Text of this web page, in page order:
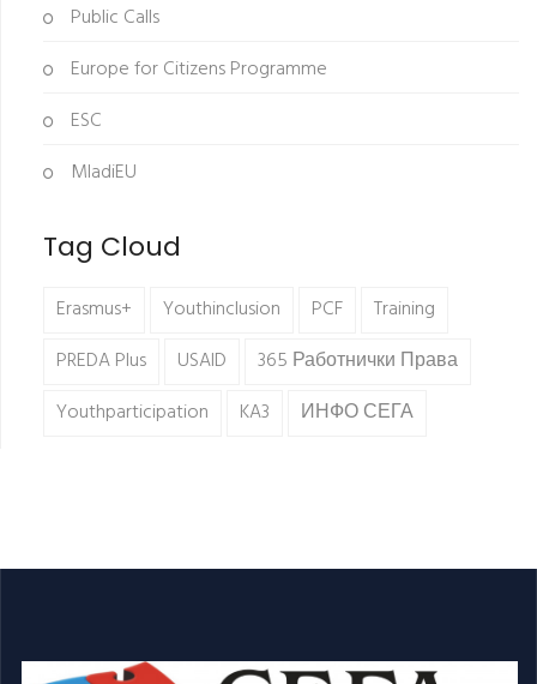
Public Calls
Europe for Citizens Programme
ESC
MladiEU
Tag Cloud
Erasmus+ Youthinclusion PCF
Training
PREDA Plus
USAID
365 Работнички Права
Youthparticipation
KA3 ИНФО СЕГА